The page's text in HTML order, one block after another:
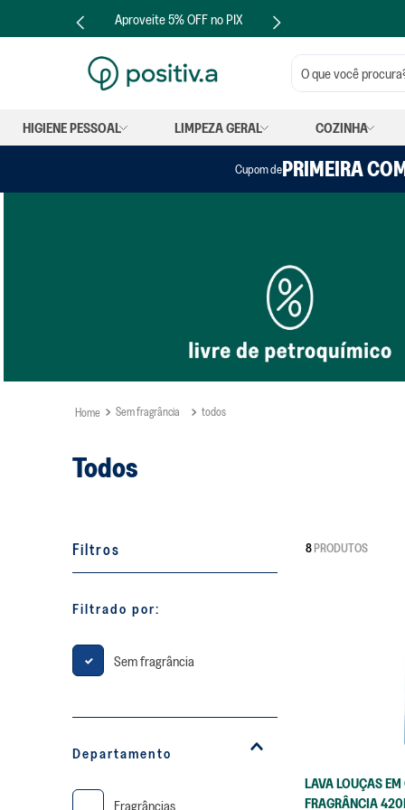
Aproveite 5% OFF no PIX
O que você procura?
HIGIENE PESSOAL LIMPEZA GERAL COZINHA
Cupom dePRIMEIRA
Sem fragrância todos
Todos
Filtros
Filtrado por:
Sem fragrância
Departamento
Fragrâncias
8PRODUTOS
LAVA LOUÇAS EM
FRAGRÂNCIA